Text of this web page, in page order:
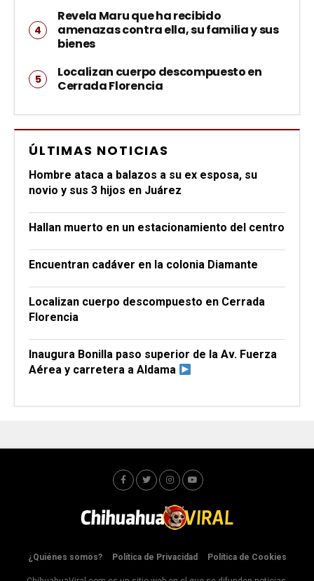
Revela Maru que ha recibido
amenazas contra ella, su familia y sus
bienes
Localizan cuerpo descompuesto en
Cerrada Florencia
ÚLTIMAS NOTICIAS
Hombre ataca a balazos a su ex esposa, su
novio y sus 3 hijos en Juárez
Hallan muerto en un estacionamiento del centro
Encuentran cadáver en la colonia Diamante
Localizan cuerpo descompuesto en Cerrada
Florencia
Inaugura Bonilla paso superior de la Av. Fuerza
Aérea y carretera a Aldama
¿Quiénes somos? Política de Privacidad Política de Cookies